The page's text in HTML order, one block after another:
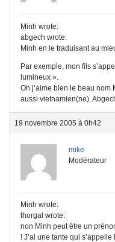
Minh wrote:
abgech wrote:
Minh en le traduisant au
Par exemple, mon fils
lumineux ».
Oh j’aime bien le beau nom
aussi vietnamien(ne),
19 novembre 2005 à 0h42
mike
Modérateur
Minh wrote:
thorgal wrote:
non Minh peut être un
! J’ai une tante qui s’appelle